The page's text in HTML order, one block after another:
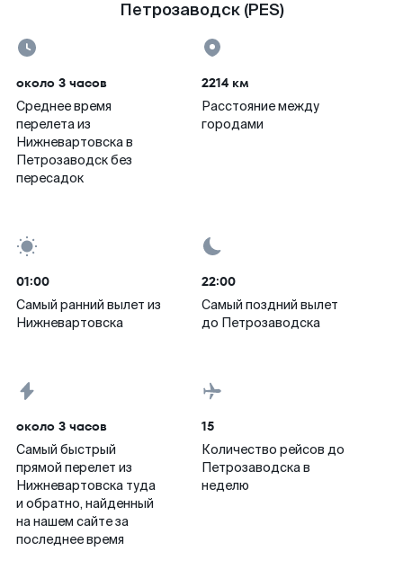
Петрозаводск (PES)
около 3 часов
Среднее время
перелета из
Нижневартовска в
Петрозаводск без
пересадок
2214 км
Расстояние между
городами
01:00
Самый ранний вылет из
Нижневартовска
22:00
Самый поздний вылет
до Петрозаводска
около 3 часов
Самый быстрый
прямой перелет из
Нижневартовска туда
и обратно, найденный
на нашем сайте за
последнее время
15
Количество рейсов до
Петрозаводска в
неделю